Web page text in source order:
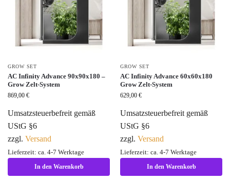
GROW SET
AC Infinity Advance 90x90x180 –
Grow Zelt-System
869,00 €
Umsatzsteuerbefreit gemäß
UStG §6
zzgl. Versand
Lieferzeit: ca. 4-7 Werktage
In den Warenkorb
GROW SET
AC Infinity Advance 60x60x180
Grow Zelt-System
629,00 €
Umsatzsteuerbefreit gemäß
UStG §6
zzgl. Versand
Lieferzeit: ca. 4-7 Werktage
In den Warenkorb